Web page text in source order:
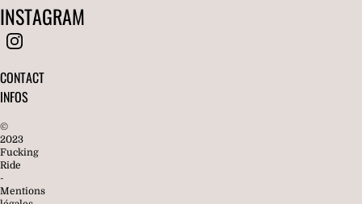
INSTAGRAM
CONTACT
INFOS
©
2023
Fucking
Ride
-
Mentions